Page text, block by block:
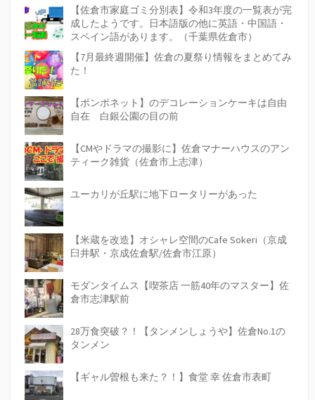
【佐倉市家庭ゴミ分別表】令和3年度の一覧表が完
成したようです。日本語版の他に英語・中国語・
スペイン語があります。（千葉県佐倉市）
【7月最終週開催】佐倉の夏祭り情報をまとめてみ
た！
【ポンポネット】のデコレーションケーキは自由
自在 白銀公園の目の前
【CMやドラマの撮影に】佐倉マナーハウスのアン
ティーク雑貨（佐倉市上志津）
ユーカリが丘駅に地下ロータリーがあった
【米蔵を改造】オシャレ空間のCafe Sokeri（京成
臼井駅・京成佐倉駅/佐倉市江原）
モダンタイムス【喫茶店 一筋40年のマスター】佐
倉市志津駅前
28万食突破？！【タンメンしょうや】佐倉No.1の
タンメン
【ギャル曽根も来た？！】食堂 幸 佐倉市表町